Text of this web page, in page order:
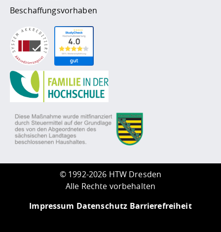
Beschaffungsvorhaben
© 1992-2026 HTW Dresden
Alle Rechte vorbehalten
Impressum Datenschutz Barrierefreiheit